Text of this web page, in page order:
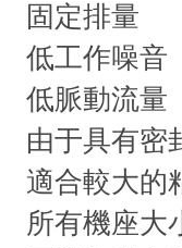
固定排量
低工作噪音
低脈動流量
由于具有密
適合較大的
所有機座大